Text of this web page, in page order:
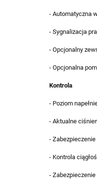
- Automatyczna
- Sygnalizacja
- Opcjonalny
- Opcjonalna
Kontrola
- Poziom
- Aktualne
-
- Kontrola
-